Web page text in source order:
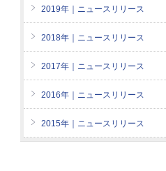
2019年｜ニュースリリース
2018年｜ニュースリリース
2017年｜ニュースリリース
2016年｜ニュースリリース
2015年｜ニュースリリース